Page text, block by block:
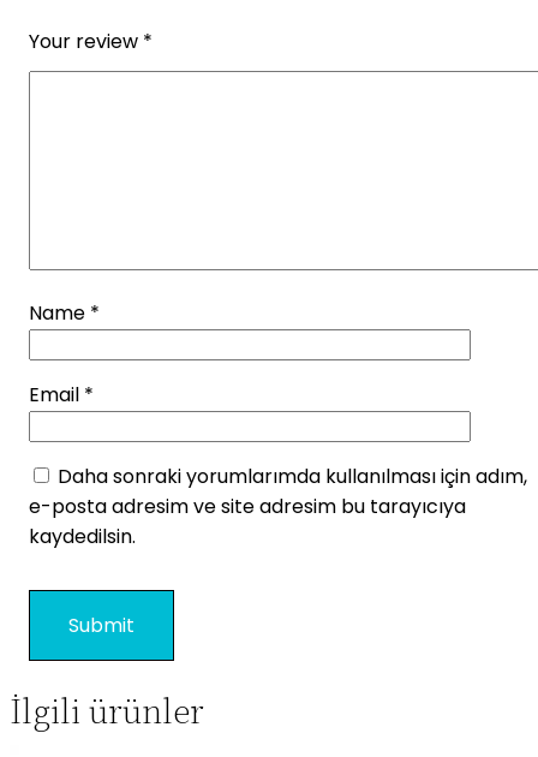
Your review *
Name *
Email *
Daha sonraki yorumlarımda kullanılması için adım,
e-posta adresim ve site adresim bu tarayıcıya
kaydedilsin.
İlgili ürünler